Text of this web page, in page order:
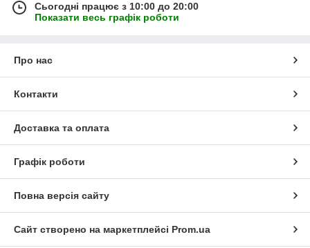
Сьогодні працює з 10:00 до 20:00
Показати весь графік роботи
Про нас
Контакти
Доставка та оплата
Графік роботи
Повна версія сайту
Сайт створено на маркетплейсі Prom.ua